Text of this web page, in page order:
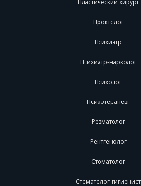
Пластический хирург
Проктолог
Психиатр
Психиатр-нарколог
Психолог
Психотерапевт
Ревматолог
Рентгенолог
Стоматолог
Стоматолог-гигиенист